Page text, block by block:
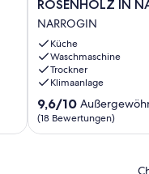
IN
NARROGIN
NARROGIN
ROSENHOLZ IN
NARROGIN
Küche
Waschmaschine
Trockner
Klimaanlage
9.6
von
10,
9,6/10
(18 Bewertungen)